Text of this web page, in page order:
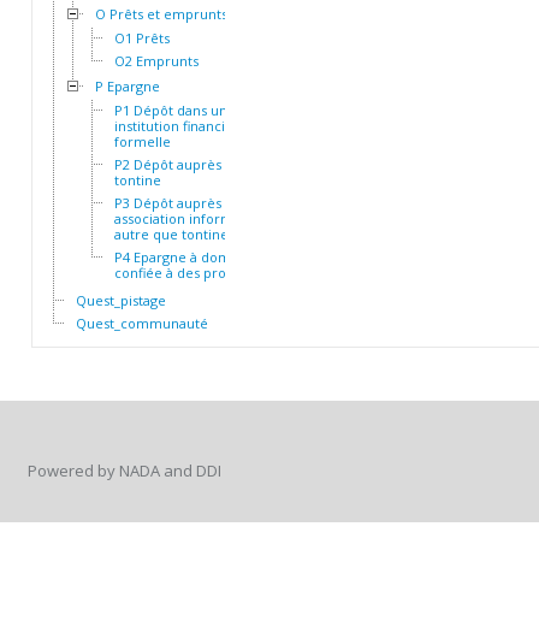
O Prêts et emprunts
O1 Prêts
O2 Emprunts
P Epargne
P1 Dépôt dans une
institution financière
formelle
P2 Dépôt auprès d'une
tontine
P3 Dépôt auprès d'une
association informelle
autre que tontine
P4 Epargne à domicile ou
confiée à des proches
Quest_pistage
Quest_communauté
Powered by NADA and DDI